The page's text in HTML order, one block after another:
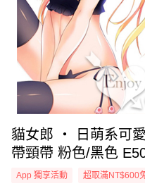
貓女郎 ‧ 日萌系可
帶頸帶 粉色/黑色
App 獨享活動 超取滿NT$600